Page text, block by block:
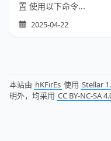
置 使用以下命令...
2025-04-22
本站由 hKFirEs 使用 Stellar
明外，均采用 CC BY-NC-SA